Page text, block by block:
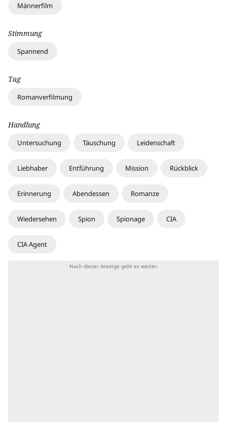
Männerfilm
Stimmung
Spannend
Tag
Romanverfilmung
Handlung
Untersuchung Täuschung Leidenschaft
Liebhaber Entführung Mission Rückblick
Erinnerung Abendessen Romanze
Wiedersehen Spion Spionage CIA
CIA Agent